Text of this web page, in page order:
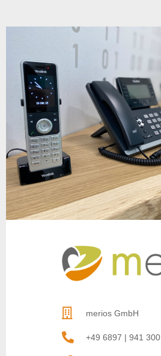
merios GmbH
+49 6897 | 941 300